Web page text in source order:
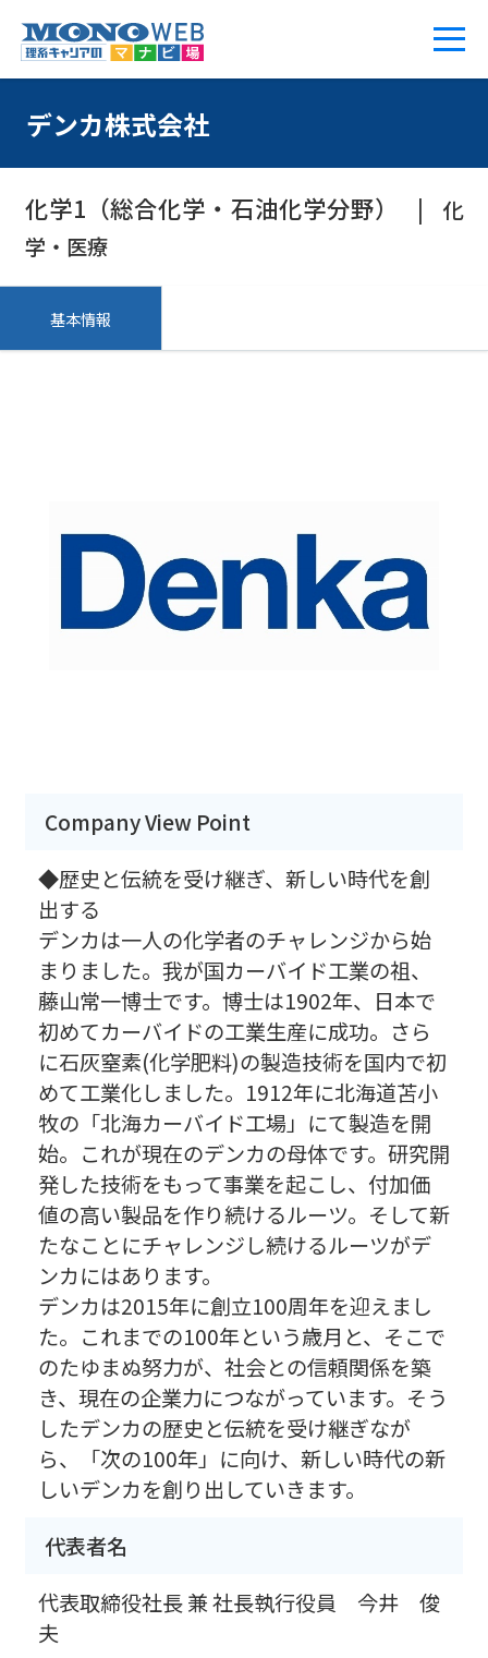
デンカ株式会社
化学1（総合化学・石油化学分野）
化
学・医療
基本情報
Company View Point
◆歴史と伝統を受け継ぎ、新しい時代を創
出する
デンカは一人の化学者のチャレンジから始
まりました。我が国カーバイド工業の祖、
藤山常一博士です。博士は1902年、日本で
初めてカーバイドの工業生産に成功。さら
に石灰窒素(化学肥料)の製造技術を国内で初
めて工業化しました。1912年に北海道苫小
牧の「北海カーバイド工場」にて製造を開
始。これが現在のデンカの母体です。研究開
発した技術をもって事業を起こし、付加価
値の高い製品を作り続けるルーツ。そして新
たなことにチャレンジし続けるルーツがデ
ンカにはあります。
デンカは2015年に創立100周年を迎えまし
た。これまでの100年という歳月と、そこで
のたゆまぬ努力が、社会との信頼関係を築
き、現在の企業力につながっています。そう
したデンカの歴史と伝統を受け継ぎなが
ら、「次の100年」に向け、新しい時代の新
しいデンカを創り出していきます。
代表者名
代表取締役社長 兼 社長執行役員 今井 俊
夫